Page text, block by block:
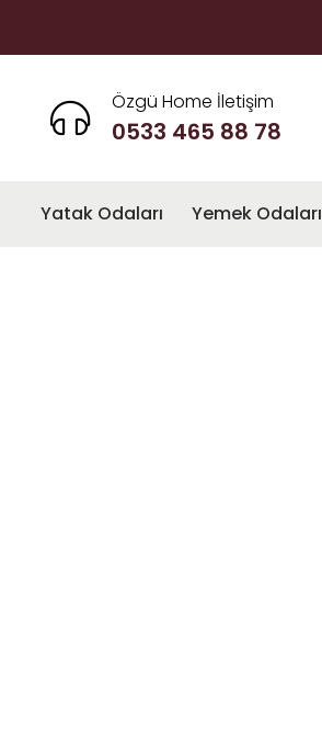
Özgü Home İletişim
0533 465 88 78
Yatak Odaları Yemek Odaları